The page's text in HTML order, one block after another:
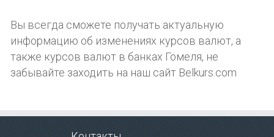
Вы всегда сможете получать актуальную
информацию об изменениях курсов валют, а
также курсов валют в банках Гомеля, не
забывайте заходить на наш сайт Belkurs.com